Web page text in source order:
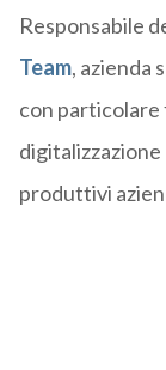
Responsabile
Team, azienda
con particolare
produttivi